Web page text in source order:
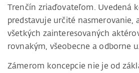
Trenčín zriaďovateľom. Uvedená
predstavuje určité nasmerovanie,
všetkých zainteresovaných
rovnakým, všeobecne a odborne
Zámerom koncepcie nie je od